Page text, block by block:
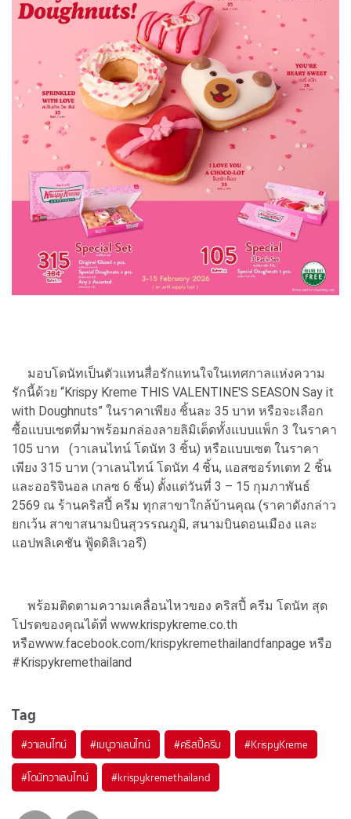
มอบโดนัทเป็นตัวแทนสื่อรักแทนใจในเทศกาลแห่งความ
รักนี้ด้วย “Krispy Kreme THIS VALENTINE'S SEASON Say it
with Doughnuts” ในราคาเพียง ชิ้นละ 35 บาท หรือจะเลือก
ซื้อแบบเซตที่มาพร้อมกล่องลายลิมิเต็ดทั้งแบบแพ็ก 3 ในราคา
105 บาท (วาเลนไทน์ โดนัท 3 ชิ้น) หรือแบบเซต ในราคา
เพียง 315 บาท (วาเลนไทน์ โดนัท 4 ชิ้น, แอสซอร์ทเตท 2 ชิ้น
และออริจินอล เกลซ 6 ชิ้น) ตั้งแต่วันที่ 3 – 15 กุมภาพันธ์
2569 ณ ร้านคริสปี้ ครีม ทุกสาขาใกล้บ้านคุณ (ราคาดังกล่าว
ยกเว้น สาขาสนามบินสุวรรณภูมิ, สนามบินดอนเมือง และ
แอปพลิเคชัน ฟู้ดดิลิเวอรี)
พร้อมติดตามความเคลื่อนไหวของ คริสปี้ ครีม โดนัท สุด
โปรดของคุณได้ที่ www.krispykreme.co.th
หรือwww.facebook.com/krispykremethailandfanpage หรือ
#Krispykremethailand
Tag
#วาเลนไทน์ #เมนูวาเลนไทน์ #คริสปี้ครีม #KrispyKreme
#โดนัทวาเลนไทน์ #krispykremethailand